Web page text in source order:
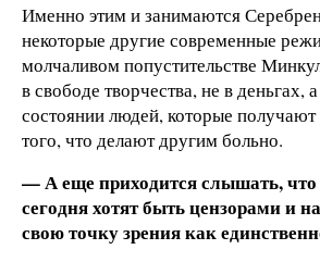
Именно этим и занимаются
некоторые другие современные
молчаливом попустительстве
в свободе творчества, не в деньгах,
состоянии людей, которые получают
того, что делают другим больно.
— А еще приходится слышать,
сегодня хотят быть цензорами и
свою точку зрения как